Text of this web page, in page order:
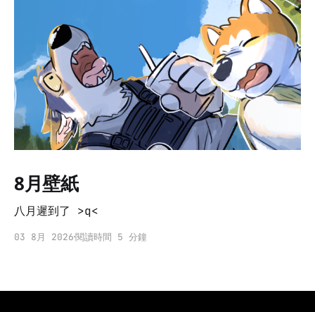
8月壁紙
八月遲到了 >q<
03 8月 2026閱讀時間 5 分鐘